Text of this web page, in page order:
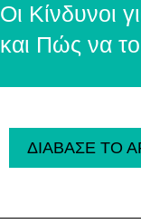
Οι Κίνδυνοι
και Πώς να
ΔΙΑΒΑΣΕ ΤΟ